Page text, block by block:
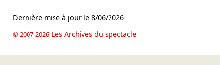
Dernière mise à jour le 8/06/2026
© 2007-2026Les Archives du spectacle